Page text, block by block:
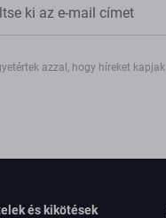
azzal, hogy híreket kapjak
és kikötések